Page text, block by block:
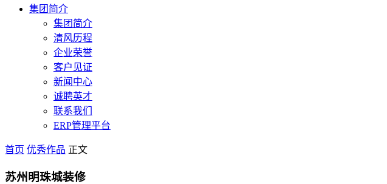
集团简介
集团简介
清风历程
企业荣誉
客户见证
新闻中心
诚聘英才
联系我们
ERP管理平台
首页 优秀作品 正文
苏州明珠城装修